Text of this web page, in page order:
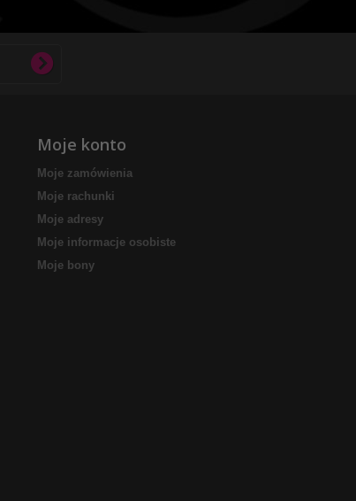
Moje konto
Moje zamówienia
Moje rachunki
Moje adresy
Moje informacje osobiste
Moje bony